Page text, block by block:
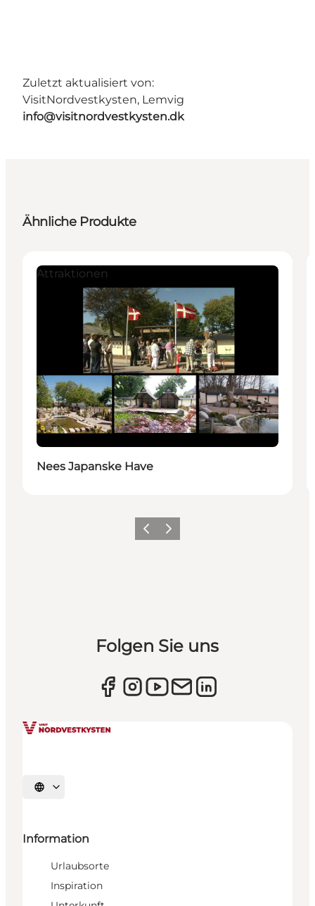
Zuletzt aktualisiert von:
VisitNordvestkysten, Lemvig
info@visitnordvestkysten.dk
Ähnliche Produkte
Attraktionen
Nees Japanske Have
ZurückWeiter
Folgen Sie uns
Sprache auswählen
Information
Urlaubsorte
Inspiration